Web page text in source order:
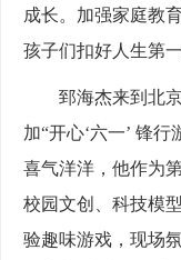
成长。加强家庭教
孩子们扣好人生第
郅海杰来到北京
加“开心‘六一’ 锋
喜气洋洋，他作为
校园文创、科技模
验趣味游戏，现场